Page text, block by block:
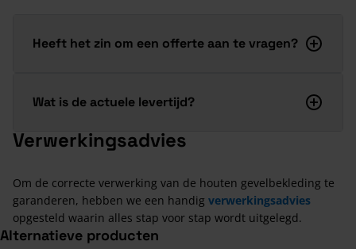
Heeft het zin om een offerte aan te vragen?
Wat is de actuele levertijd?
Verwerkingsadvies
Om de correcte verwerking van de houten gevelbekleding te
garanderen, hebben we een handig verwerkingsadvies
opgesteld waarin alles stap voor stap wordt uitgelegd.
Alternatieve producten